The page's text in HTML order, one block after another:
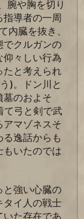
腕や胸を切り
導者の一周
内臓を抜き、
でクルガンの
仰々しい行為
たと考えられ
)。ドン川と
墓のおよそ
て弓と剣で武
マゾネスそ
逸話からも
いたのでは
と強い心臓の
タイ人の戦士
いた存在であ